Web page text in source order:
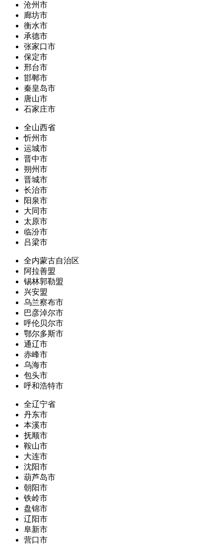
沧州市
廊坊市
衡水市
承德市
张家口市
保定市
邢台市
邯郸市
秦皇岛市
唐山市
石家庄市
全山西省
忻州市
运城市
晋中市
朔州市
晋城市
长治市
阳泉市
大同市
太原市
临汾市
吕梁市
全内蒙古自治区
阿拉善盟
锡林郭勒盟
兴安盟
乌兰察布市
巴彦淖尔市
呼伦贝尔市
鄂尔多斯市
通辽市
赤峰市
乌海市
包头市
呼和浩特市
全辽宁省
丹东市
本溪市
抚顺市
鞍山市
大连市
沈阳市
葫芦岛市
朝阳市
铁岭市
盘锦市
辽阳市
阜新市
营口市